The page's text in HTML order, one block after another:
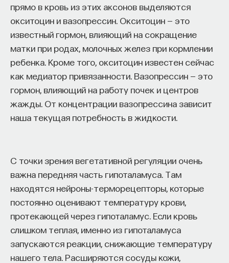
прямо в кровь из этих аксонов выделяются
окситоцин и вазопрессин. Окситоцин — это
известный гормон, влияющий на сокращение
матки при родах, молочных желез при кормлении
ребенка. Кроме того, окситоцин известен сейчас
как медиатор привязанности. Вазопрессин — это
гормон, влияющий на работу почек и центров
жажды. От концентрации вазопрессина зависит
наша текущая потребность в жидкости.
С точки зрения вегетативной регуляции очень
важна передняя часть гипоталамуса. Там
находятся нейроны-терморецепторы, которые
постоянно оценивают температуру крови,
протекающей через гипоталамус. Если кровь
слишком теплая, именно из гипоталамуса
запускаются реакции, снижающие температуру
нашего тела. Расширяются сосуды кожи,